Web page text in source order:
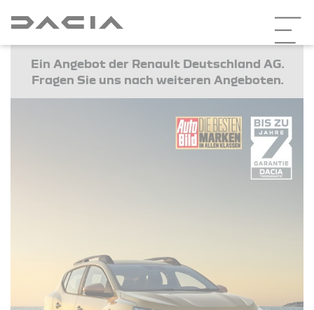
Ein Angebot der Renault Deutschland AG.
Fragen Sie uns nach weiteren Angeboten.